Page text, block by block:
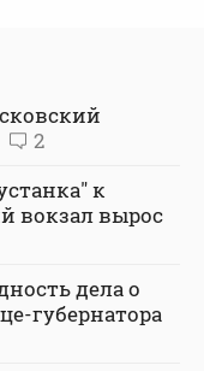
2
к
вокзал вырос
дела о
губернатора